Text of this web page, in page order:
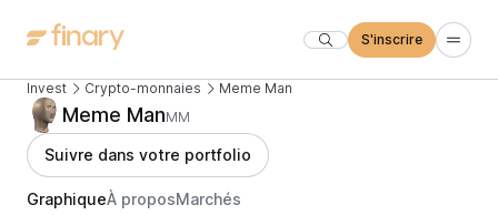
S'inscrire
Invest Crypto-monnaies Meme Man
Meme ManMM
Suivre dans votre portfolio
GraphiqueÀ proposMarchés